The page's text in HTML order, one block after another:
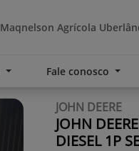
Maqnelson Agrícola
Fale conosco
JOHN DEERE
JOHN
DIESEL 1P